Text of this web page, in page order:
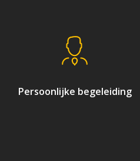
Persoonlijke begeleiding